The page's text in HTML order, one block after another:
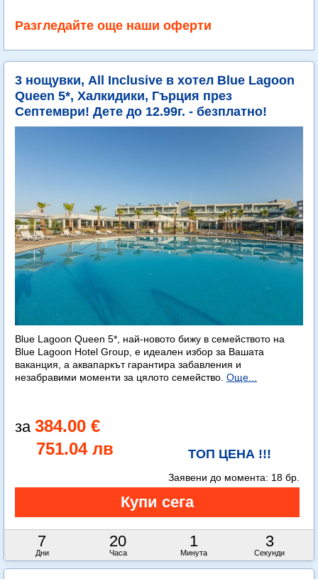
Разгледайте още наши оферти
3 нощувки, All Inclusive в хотел Blue Lagoon
Queen 5*, Халкидики, Гърция през
Септември! Дете до 12.99г. - безплатно!
Blue Lagoon Queen 5*, най-новото бижу в семейството на
Blue Lagoon Hotel Group, е идеален избор за Вашата
ваканция, а аквапаркът гарантира забавления и
незабравими моменти за цялото семейство. Още...
384.00 €
751.04 лв
ТОП ЦЕНА !!!
7
Дни
20
Часа
1
Минута
2
Секунди
Заявени до момента: 18 бр.